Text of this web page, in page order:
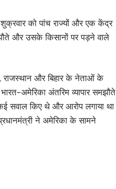
शुक्रवार को पांच राज्यों और एक केंद्र
और उसके किसानों पर पड़ने वाले
राजस्थान और बिहार के नेताओं के
अमेरिका अंतरिम व्यापार समझौते
सवाल किए थे और आरोप लगाया था
ने अमेरिका के सामने